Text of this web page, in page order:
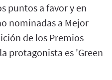
puntos a favor y en
nominadas a Mejor
de los Premios
protagonista es 'Green